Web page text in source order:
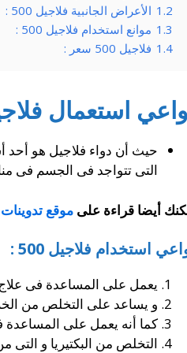
1.2 الأعراض الجانبية فلاجيل 500 :
1.3 موانع استخدام فلاجيل 500 :
1.4 فلاجيل 500 سعر :
استعمال فلاجيل
حيث أن دواء فلاجيل هو أحد
التى تتواجد فى الجسم فى
أيضا قراءة على موقع تدوينات
استخدام فلاجيل 500 :
يعمل على المساعدة فى علاج
و يساعد على التخلص من
كما أنه يعمل على المساعدة
التخلص من البكتيريا و